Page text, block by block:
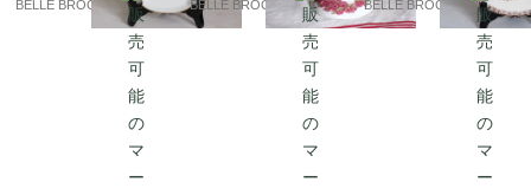
BELLE BROCANTE
ンス発送（到着まで2-3
BELLE BROCANTE
まで2-3週間）
BELLE BROCANTE